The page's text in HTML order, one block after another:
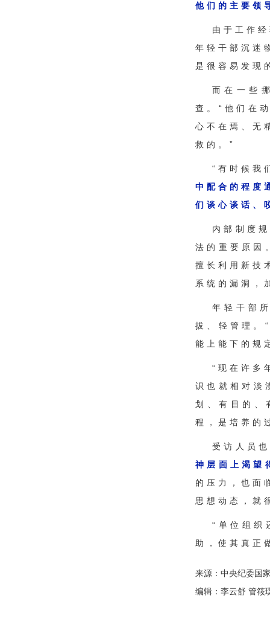
他们的主要领
由于工作
年轻干部沉迷
是很容易发现
而在一些
查。“他们在
心不在焉、无
救的。”
“有时候我
中配合的程度
们谈心谈话、
内部制度
法的重要原因
擅长利用新技
系统的漏洞，
年轻干部
拔、轻管理。
能上能下的规
“现在许多
识也就相对淡
划、有目的、
程，是培养的
受访人员
神层面上渴望
的压力，也面
思想动态，就
“单位组织
助，使其真正
来源：中央纪委国
编辑：李云舒 管筱